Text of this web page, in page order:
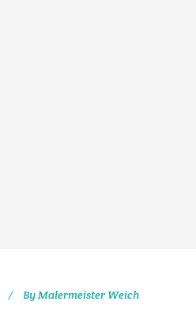
ByMalermeister Weich